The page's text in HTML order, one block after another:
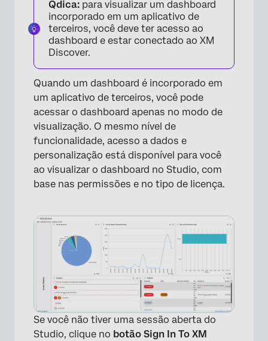
Qdica: para visualizar um dashboard
incorporado em um aplicativo de
terceiros, você deve ter acesso ao
dashboard e estar conectado ao XM
Discover.
Quando um dashboard é incorporado em
um aplicativo de terceiros, você pode
acessar o dashboard apenas no modo de
visualização. O mesmo nível de
funcionalidade, acesso a dados e
personalização está disponível para você
ao visualizar o dashboard no Studio, com
base nas permissões e no tipo de licença.
Se você não tiver uma sessão aberta do
Studio, clique no botão Sign In To XM